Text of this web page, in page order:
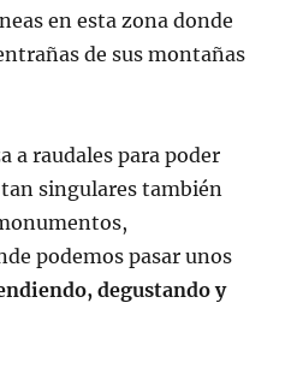
en esta zona donde
de sus montañas
a raudales para poder
singulares también
podemos pasar unos
degustando y